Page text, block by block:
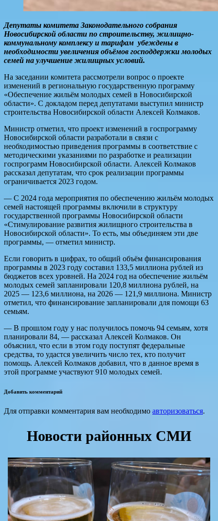
Депутаты комитета Законодательного собрания
Новосибирской области по строительству, жилищно-
коммунальному комплексу и тарифам убеждены в
необходимости увеличения объёмов господдержки молодых
семей на улучшение жилищных условий.
На заседании комитета рассмотрели вопрос о проекте
изменений в региональную государственную программу
«Обеспечение жильём молодых семей в Новосибирской
области». С докладом перед депутатами выступил министр
строительства Новосибирской области Алексей Колмаков.
Министр отметил, что проект изменений в госпрограмму
Новосибирской области разработали в связи с
необходимостью приведения программы в соответствие с
методическими указаниями по разработке и реализации
госпрограмм Новосибирской области. Алексей Колмаков
рассказал депутатам, что срок реализации программы
ограничивается 2023 годом.
— С 2024 года мероприятия по обеспечению жильём молодых
семей настоящей программы включили в структуру
государственной программы Новосибирской области
«Стимулирование развития жилищного строительства в
Новосибирской области». То есть, мы объединяем эти две
программы, — отметил министр.
Если говорить в цифрах, то общий объём финансирования
программы в 2023 году составил 133,5 миллиона рублей из
бюджетов всех уровней. На 2024 год на обеспечение жильём
молодых семей запланировали 120,8 миллиона рублей, на
2025 — 123,6 миллиона, на 2026 — 121,9 миллиона. Министр
отметил, что финансирование запланировали для помощи 63
семьям.
— В прошлом году у нас получилось помочь 94 семьям, хотя
планировали 84, — рассказал Алексей Колмаков. Он
объяснил, что если в этом году поступят федеральные
средства, то удастся увеличить число тех, кто получит
помощь. Алексей Колмаков добавил, что в данное время в
этой программе участвуют 910 молодых семей.
Добавить комментарий
Для отправки комментария вам необходимо авторизоваться.